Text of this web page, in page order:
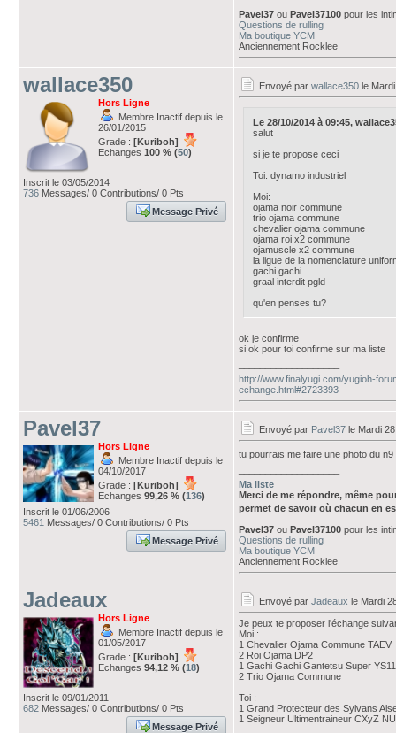
Pavel37 ou Pavel37100 pour les
Questions de rulling
Ma boutique YCM
Anciennement Rocklee
wallace350
Hors Ligne
Membre Inactif depuis le
26/01/2015
Grade : [Kuriboh]
Echanges 100 % (50)
Inscrit le 03/05/2014
736 Messages/ 0 Contributions/ 0 Pts
Message Privé
Envoyé par wallace350 le
Le 28/10/2014 à 09:45,
salut
si je te propose ceci
Toi: dynamo industriel
Moi:
ojama noir commune
trio ojama commune
chevalier ojama commune
ojama roi x2 commune
ojamuscle x2 commune
la ligue de la nomenclature
gachi gachi
graal interdit pgld
qu'en penses tu?
ok je confirme
si ok pour toi confirme sur ma liste
http://www.finalyugi.com/yugioh-
echange.html#2723393
Pavel37
Hors Ligne
Membre Inactif depuis le
04/10/2017
Grade : [Kuriboh]
Echanges 99,26 % (136)
Inscrit le 01/06/2006
5461 Messages/ 0 Contributions/ 0 Pts
Message Privé
Envoyé par Pavel37 le Mardi
tu pourrais me faire une photo du n9
Ma liste
Merci de me répondre, même
permet de savoir où chacun en
Pavel37 ou Pavel37100 pour les
Questions de rulling
Ma boutique YCM
Anciennement Rocklee
Jadeaux
Hors Ligne
Membre Inactif depuis le
01/05/2017
Grade : [Kuriboh]
Echanges 94,12 % (18)
Inscrit le 09/01/2011
682 Messages/ 0 Contributions/ 0 Pts
Message Privé
Envoyé par Jadeaux le Mardi
Je peux te proposer l'échange
Moi :
1 Chevalier Ojama Commune TAEV
2 Roi Ojama DP2
1 Gachi Gachi Gantetsu Super YS11
2 Trio Ojama Commune
Toi :
1 Grand Protecteur des Sylvans
1 Seigneur Ultimentraineur CXyZ